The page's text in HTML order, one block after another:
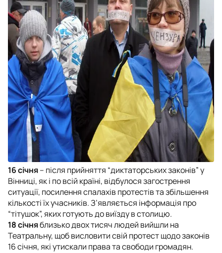
16 січня– після прийняття “диктаторських законів” у
Вінниці, як і по всій країні, відбулося загострення
ситуації, посилення спалахів протестів та збільшення
кількості їх учасників. З’являється інформація про
“тітушок”, яких готують до виїзду в столицю.
18 січняблизько двох тисяч людей вийшли на
Театральну, щоб висловити свій протест щодо законів
16 січня, які утискали права та свободи громадян.